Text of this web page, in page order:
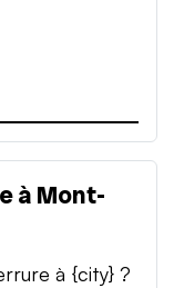
à Mont-
à {city} ?